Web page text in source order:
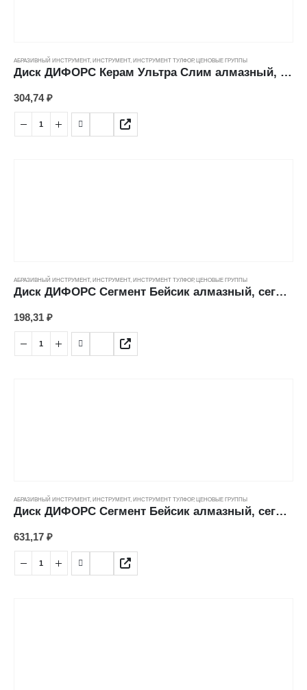
АБРАЗИВНЫЙ ИНСТРУМЕНТ, ИНСТРУМЕНТ, ИНСТРУМЕНТ ТУЛФОР, ЦЕНОВЫЕ ГРУППЫ
Диск ДИФОРС Керам Ультра Слим алмазный, ультра-тонкий, влажный рез (125*22,23*6*1,1мм)
304,74₽
АБРАЗИВНЫЙ ИНСТРУМЕНТ, ИНСТРУМЕНТ, ИНСТРУМЕНТ ТУЛФОР, ЦЕНОВЫЕ ГРУППЫ
Диск ДИФОРС Сегмент Бейсик алмазный, сегментный, сухой рез (125*22,23*7,5*1,9мм)
198,31 ₽
АБРАЗИВНЫЙ ИНСТРУМЕНТ, ИНСТРУМЕНТ, ИНСТРУМЕНТ ТУЛФОР, ЦЕНОВЫЕ ГРУППЫ
Диск ДИФОРС Сегмент Бейсик алмазный, сегментный, сухой рез (230*22,23*7,5*2,4мм)
631,17 ₽